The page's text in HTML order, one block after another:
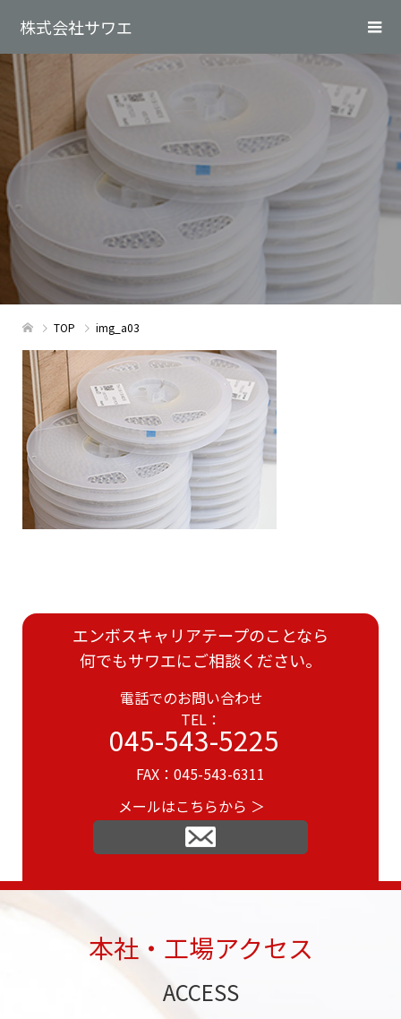
株式会社サワエ
TOP img_a03
エンボスキャリアテープのことなら
何でもサワエにご相談ください。
電話でのお問い合わせ
TEL：
045-543-5225
FAX：045-543-6311
メールはこちらから ＞
本社・工場アクセス
ACCESS